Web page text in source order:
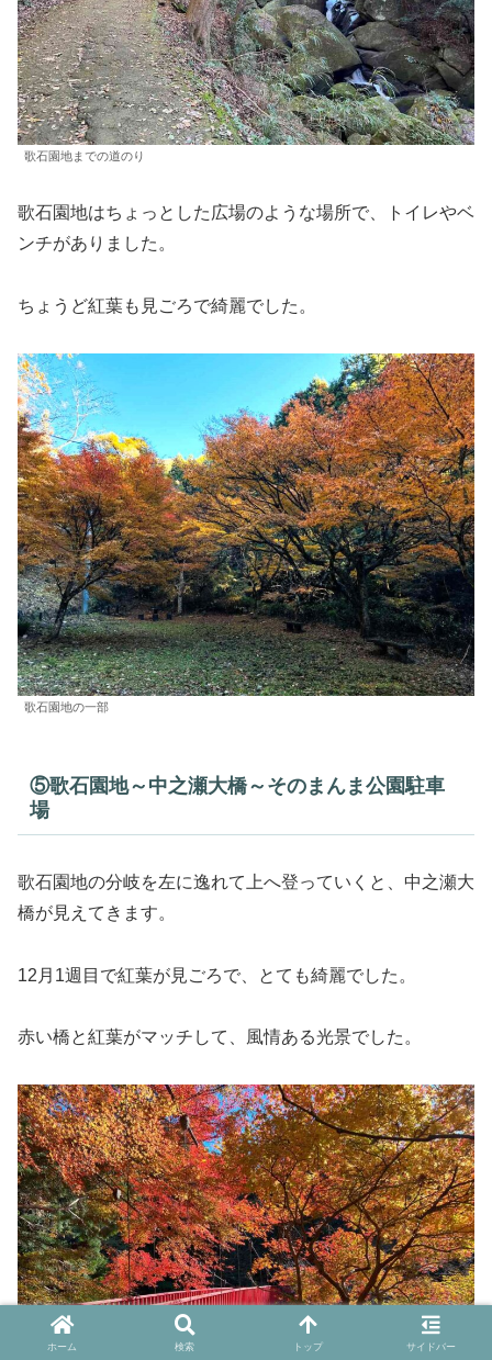
歌石園地までの道のり
歌石園地はちょっとした広場のような場所で、トイレやベ
ンチがありました。
ちょうど紅葉も見ごろで綺麗でした。
歌石園地の一部
⑤歌石園地～中之瀬大橋～そのまんま公園駐車
場
歌石園地の分岐を左に逸れて上へ登っていくと、中之瀬大
橋が見えてきます。
12月1週目で紅葉が見ごろで、とても綺麗でした。
赤い橋と紅葉がマッチして、風情ある光景でした。
ホーム 検索 トップ サイドバー